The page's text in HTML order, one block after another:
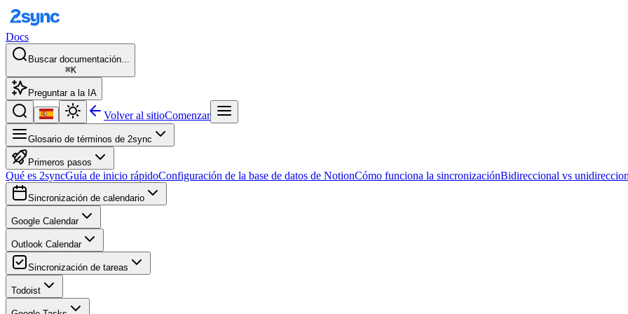
Docs
Buscar documentación...
⌘K
Preguntar a la IA
Volver al sitioComenzar
Glosario de términos de 2sync
Primeros pasos
Qué es 2syncGuía de inicio rápidoConfiguración de la base de datos de NotionCómo funciona la sincronizaciónBidireccional vs
Sincronización de calendario
Google Calendar
Outlook Calendar
Sincronización de tareas
Todoist